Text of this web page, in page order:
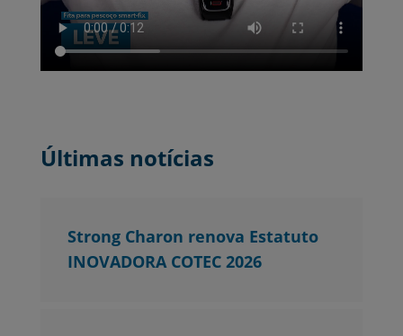
Últimas notícias
Strong Charon renova Estatuto
INOVADORA COTEC 2026